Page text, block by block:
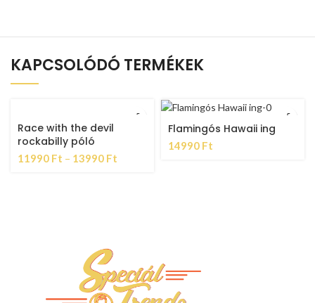
KAPCSOLÓDÓ TERMÉKEK
Race with the devil
rockabilly póló
11990 Ft – 13990 Ft
Flamingós Hawaii ing
14990 Ft